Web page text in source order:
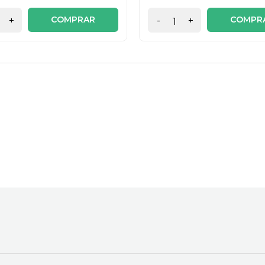
+ COMPRAR - +